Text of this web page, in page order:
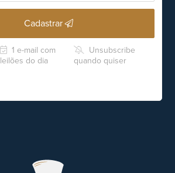
Cadastrar
1 e-mail com
leilões do dia
Unsubscribe
quando quiser